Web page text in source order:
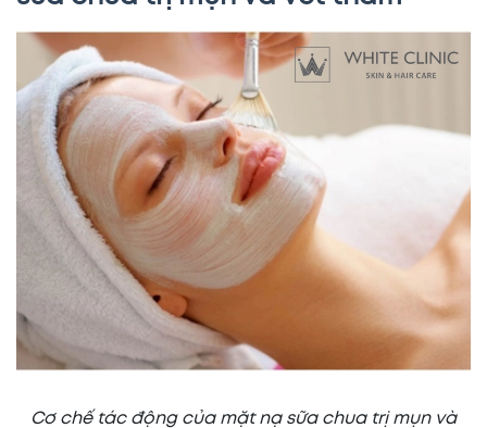
Cơ chế tác động của mặt nạ sữa chua trị mụn và